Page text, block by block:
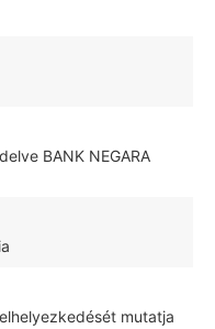
BANK NEGARA
mutatja